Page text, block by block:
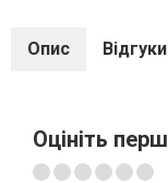
Опис Відгуки
Оцініть